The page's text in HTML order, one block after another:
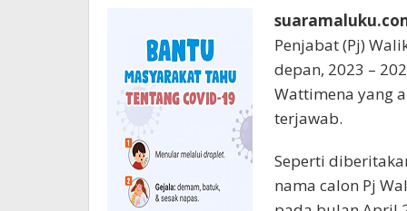
Penjabat (Pj)
depan, 2023 –
Wattimena yang
terjawab.
Seperti
nama calon Pj